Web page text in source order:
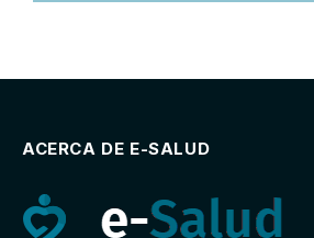
ACERCA DE E-SALUD